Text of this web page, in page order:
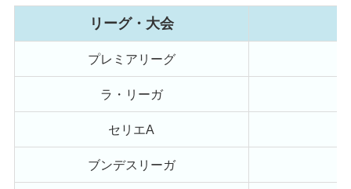
リーグ・大会
プレミアリーグ
ラ・リーガ
セリエA
ブンデスリーガ